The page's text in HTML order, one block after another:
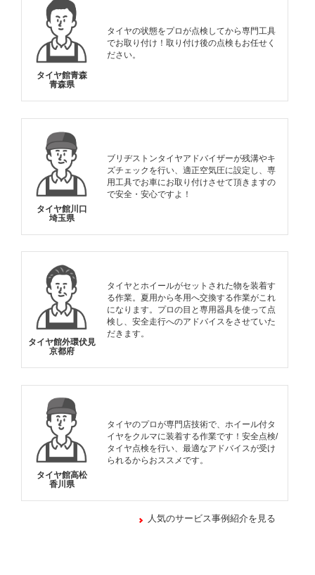
タイヤ館青森
青森県
タイヤの状態をプロが点検してから専門工具
でお取り付け！取り付け後の点検もお任せく
ださい。
タイヤ館川口
埼玉県
ブリヂストンタイヤアドバイザーが残溝やキ
ズチェックを行い、適正空気圧に設定し、専
用工具でお車にお取り付けさせて頂きますの
で安全・安心ですよ！
タイヤ館外環伏見
京都府
タイヤとホイールがセットされた物を装着す
る作業。夏用から冬用へ交換する作業がこれ
になります。プロの目と専用器具を使って点
検し、安全走行へのアドバイスをさせていた
だきます。
タイヤ館高松
香川県
タイヤのプロが専門店技術で、ホイール付タ
イヤをクルマに装着する作業です！安全点検/
タイヤ点検を行い、最適なアドバイスが受け
られるからおススメです。
人気のサービス事例紹介を見る